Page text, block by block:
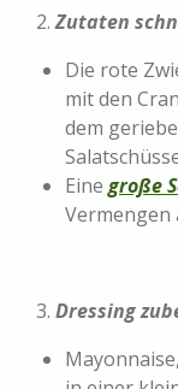
2.Zutaten
Die rote
mit den
dem
Eine große
3. Dressing